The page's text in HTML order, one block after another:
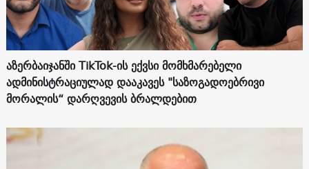
აზერბაიჯანში TikTok-ის ექვსი მომხმარებელი
ადმინისტრაციულად დააკავეს "საზოგადოებრივი
მორალის“ დარღვევის ბრალდებით